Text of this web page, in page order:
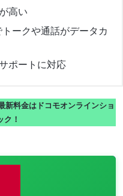
高い
ークや通話がデータカ
ポートに対応
新料金はドコモオンラインショ
ク！